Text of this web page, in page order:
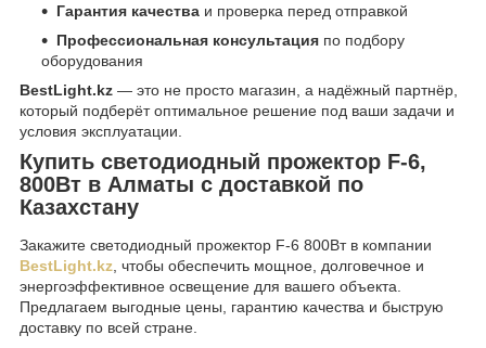
Гарантия качества и проверка перед отправкой
Профессиональная консультация по подбору
оборудования
BestLight.kz — это не просто магазин, а надёжный партнёр,
который подберёт оптимальное решение под ваши задачи и
условия эксплуатации.
Купить светодиодный прожектор F-6,
800Вт в Алматы с доставкой по
Казахстану
Закажите светодиодный прожектор F-6 800Вт в компании
BestLight.kz, чтобы обеспечить мощное, долговечное и
энергоэффективное освещение для вашего объекта.
Предлагаем выгодные цены, гарантию качества и быструю
доставку по всей стране.